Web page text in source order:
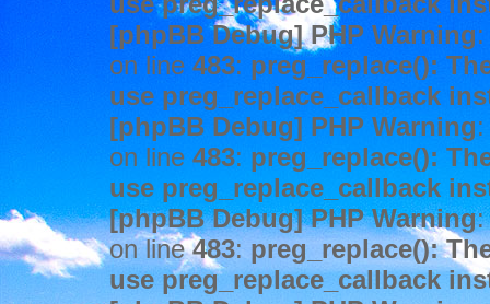
[phpBB Debug] PHP Warning
on line 483: preg_replace():
use preg_replace_callback
[phpBB Debug] PHP Warning
on line 483: preg_replace():
use preg_replace_callback
[phpBB Debug] PHP Warning:
on line483: preg_replace():
use preg_replace_callback